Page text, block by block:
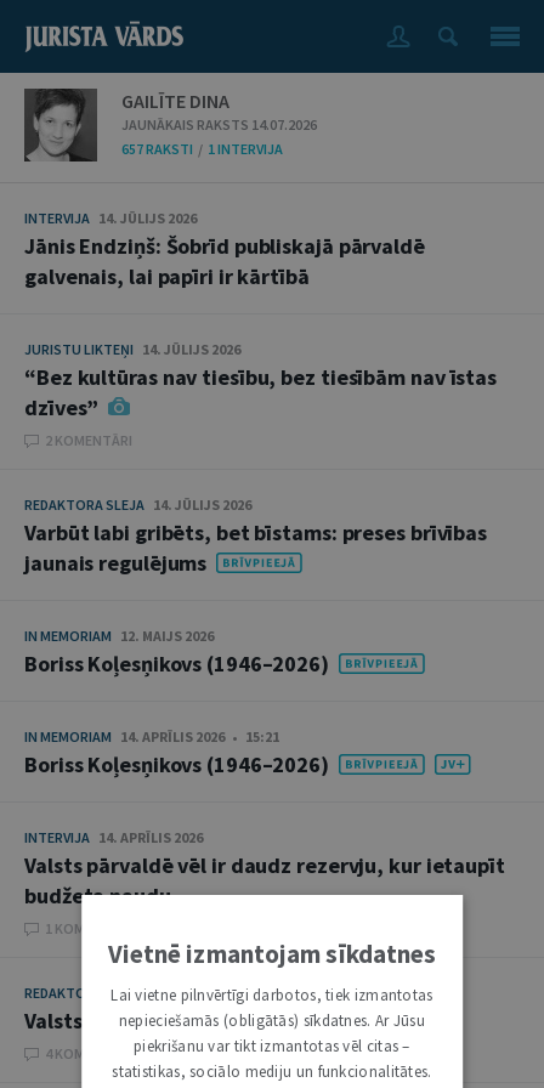
GAILĪTE DINA
JAUNĀKAIS RAKSTS 14.07.2026
657 RAKSTI / 1 INTERVIJA
INTERVIJA 14. JŪLIJS 2026
Jānis Endziņš: Šobrīd publiskajā pārvaldē
galvenais, lai papīri ir kārtībā
JURISTU LIKTEŅI 14. JŪLIJS 2026
“Bez kultūras nav tiesību, bez tiesībām nav īstas
dzīves”
2 KOMENTĀRI
REDAKTORA SLEJA 14. JŪLIJS 2026
Varbūt labi gribēts, bet bīstams: preses brīvības
jaunais regulējums
IN MEMORIAM 12. MAIJS 2026
Boriss Koļesņikovs (1946–2026)
IN MEMORIAM 14. APRĪLIS 2026 • 15:21
Boriss Koļesņikovs (1946–2026)
INTERVIJA 14. APRĪLIS 2026
Valsts pārvaldē vēl ir daudz rezervju, kur ietaupīt
budžeta naudu
1 KOMENTĀRI
REDAKTORA SLEJA 10. MARTS 2026
Valsts un tiesu ilgtspēja
4 KOMENTĀRI
Vietnē izmantojam sīkdatnes
Lai vietne pilnvērtīgi darbotos, tiek izmantotas
nepieciešamās (obligātās) sīkdatnes. Ar Jūsu
piekrišanu var tikt izmantotas vēl citas –
statistikas, sociālo mediju un funkcionalitātes.